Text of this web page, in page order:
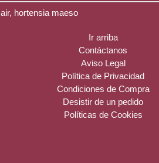
hortensia maeso
Ir arriba
Contáctanos
Aviso Legal
Política de Privacidad
Condiciones de Compra
Desistir de un pedido
Políticas de Cookies